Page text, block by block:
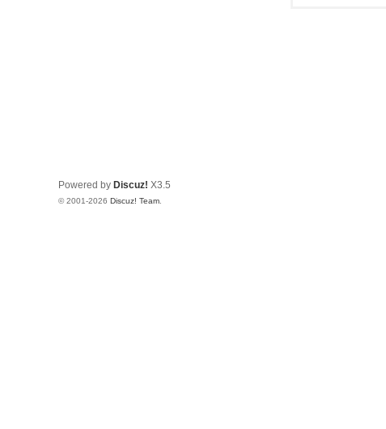
Powered by Discuz! X3.5
© 2001-2026 Discuz! Team